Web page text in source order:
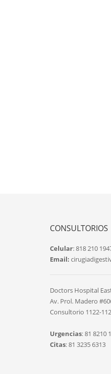
CONSULTORIOS
Celular: 818 210
Email:
Doctors Hospital
Av. Prol. Madero
Consultorio 1122-
Urgencias: 81 8210
Citas: 81 3235 6313